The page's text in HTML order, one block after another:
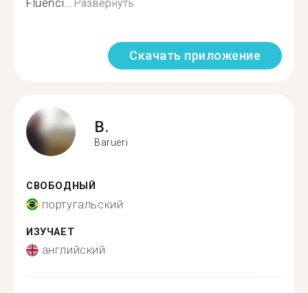
Fluênci...Развернуть
Скачать приложение
B.
Barueri
СВОБОДНЫЙ
португальский
ИЗУЧАЕТ
английский